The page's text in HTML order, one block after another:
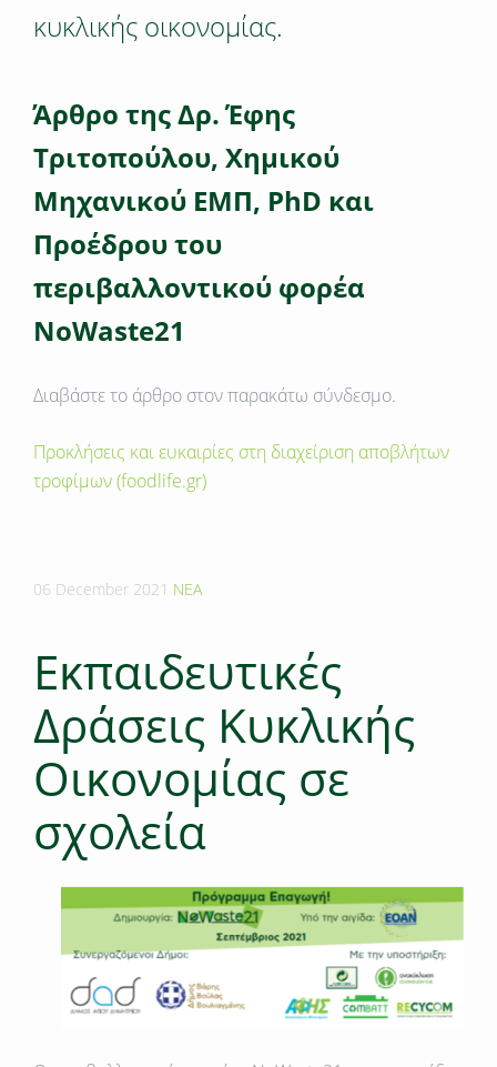
κυκλικής οικονομίας.
Άρθρο της Δρ. Έφης
Τριτοπούλου, Χημικού
Μηχανικού ΕΜΠ, PhD και
Προέδρου του
περιβαλλοντικού φορέα
NoWaste21
Διαβάστε το άρθρο στον παρακάτω σύνδεσμο.
Προκλήσεις και ευκαιρίες στη διαχείριση αποβλήτων
τροφίμων (foodlife.gr)
06 December 2021 ΝΕΑ
Εκπαιδευτικές
Δράσεις Κυκλικής
Οικονομίας σε
σχολεία